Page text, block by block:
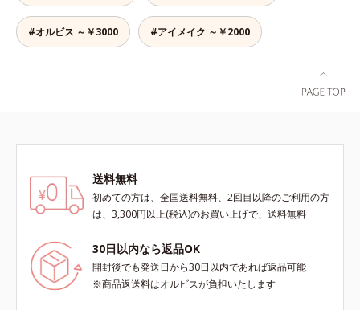
#オルビス ～￥3000 #アイメイク ～￥2000
送料無料
初めての方は、全国送料無料、2回目以降のご利用の方
は、3,300円以上(税込)のお買い上げで、送料無料
30日以内なら返品OK
開封後でも発送日から30日以内であれば返品可能
※商品返送料はオルビスが負担いたします